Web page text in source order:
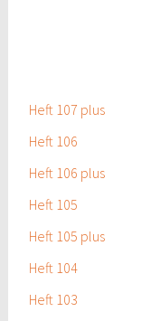
Heft 107 plus
Heft 106
Heft 106 plus
Heft 105
Heft 105 plus
Heft 104
Heft 103